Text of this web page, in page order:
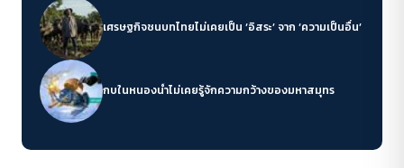
เศรษฐกิจชนบทไทยไม่เคยเป็น ‘อิสระ’ จาก ‘ความเป็นอื่น’
กบในหนองน้ำไม่เคยรู้จักความกว้างของมหาสมุทร
โหมดขาวดำ
ฟอนต์อ่านง่าย